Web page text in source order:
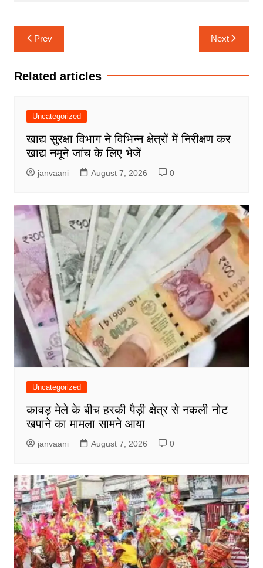
Post
navigation
Prev Next
Related articles
Uncategorized
खाद्य सुरक्षा विभाग ने विभिन्न क्षेत्रों में निरीक्षण कर
खाद्य नमूने जांच के लिए भेजें
janvaani August 7, 2026 0
Uncategorized
कावड़ मेले के बीच हरकी पैड़ी क्षेत्र से नकली नोट
खपाने का मामला सामने आया
janvaani August 7, 2026 0